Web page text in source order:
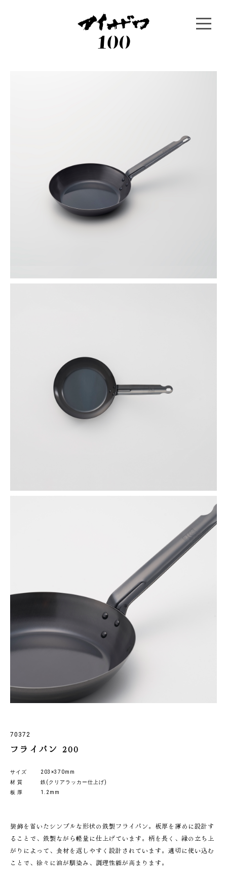
70372
フライパン 200
サイズ
203×370mm
材 質
鉄(クリアラッカー仕上げ)
板 厚
1.2mm
装飾を省いたシンプルな形状の鉄製フライパン。板厚を薄めに設計す
ることで、鉄製ながら軽量に仕上げています。柄を長く、縁の立ち上
がりによって、食材を返しやすく設計されています。適切に使い込む
ことで、徐々に油が馴染み、調理性能が高まります。